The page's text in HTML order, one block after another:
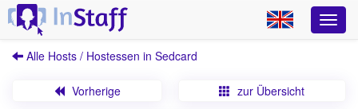
Alle Hosts / Hostessen in Sedcard
Vorherige zur Übersicht